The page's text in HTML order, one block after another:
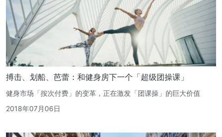
搏击、划船、芭蕾：​和健身房下一个「超级团操课」
健身市场「按次付费」的变革，正在激发「团课操」的巨大价值
2018年07月06日